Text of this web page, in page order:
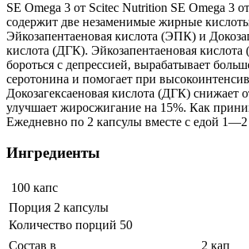
SE Omega 3 от Scitec Nutrition SE Omega 3
содержит две незаменимые жирные
Эйкозапентаеновая кислота (ЭПК) и
кислота (ДГК). Эйкозапентаеновая
бороться с депрессией, вырабатывает
серотонина и помогает при
Докозагексаеновая кислота (ДГК) снижает
улучшает жиросжигание на 15%. Как
Ежедневно по 2 капсулы вместе с едой 1—2
Ингредиенты
100 капс
Порция 2 капсулы
Количество порций 50
Состав в
2 кап